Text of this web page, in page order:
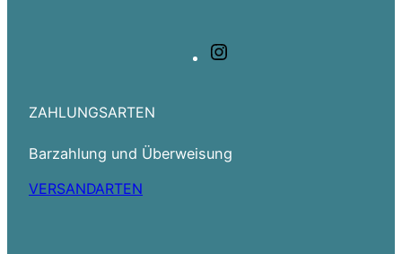
ZAHLUNGSARTEN
Barzahlung und Überweisung
VERSANDARTEN